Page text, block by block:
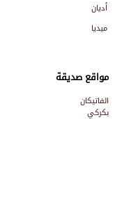
أديان
ميديا
مواقع صديقة
الفاتيكان
بكركي